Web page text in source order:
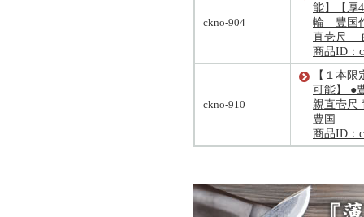
ckno-904
能】【厚
輪 豊国
直壱尺
商品ID：
ckno-910
【１本
可能】 ●
親直壱
豊国
商品ID：